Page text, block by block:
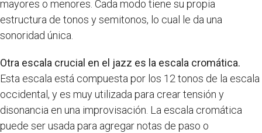
mayores o menores. Cada modo tiene su propia
estructura de tonos y semitonos, lo cual le da una
sonoridad única.
Otra escala crucial en el jazz es la escala cromática.
Esta escala está compuesta por los 12 tonos de la escala
occidental, y es muy utilizada para crear tensión y
disonancia en una improvisación. La escala cromática
puede ser usada para agregar notas de paso o